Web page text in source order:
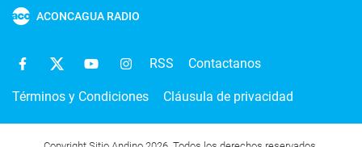
ACONCAGUA RADIO
RSS Contactanos
Términos y Condiciones Cláusula de privacidad